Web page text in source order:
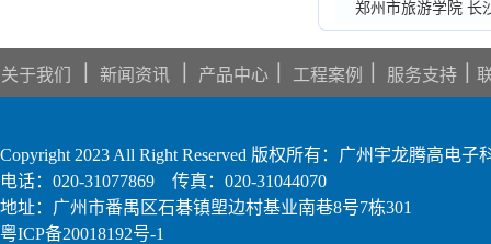
郑州市旅游学院 长
关于我们 新闻资讯 产品中心 工程案例 服务支持
Copyright 2023 All Right Reserved 版权所有：广州宇龙腾高电子
电话：020-31077869 传真：020-31044070
地址：广州市番禺区石碁镇塱边村基业南巷8号7栋301
粤ICP备20018192号-1